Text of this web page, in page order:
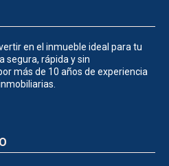
en el inmueble ideal para tu
segura, rápida y sin
más de 10 años de experiencia